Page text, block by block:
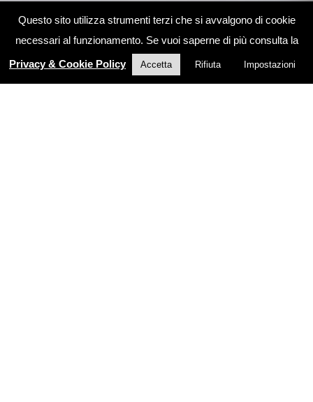
Questo sito utilizza strumenti terzi che si avvalgono di cookie
necessari al funzionamento. Se vuoi saperne di più consulta la
Privacy & Cookie Policy
Accetta Rifiuta Impostazioni